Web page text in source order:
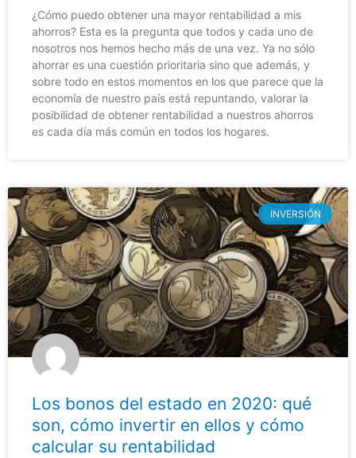
¿Cómo puedo obtener una mayor rentabilidad a mis
ahorros? Esta es la pregunta que todos y cada uno de
nosotros nos hemos hecho más de una vez. Ya no sólo
ahorrar es una cuestión prioritaria sino que además, y
sobre todo en estos momentos en los que parece que la
economía de nuestro país está repuntando, valorar la
posibilidad de obtener rentabilidad a nuestros ahorros
es cada día más común en todos los hogares.
INVERSIÓN
Los bonos del estado en 2020: qué
son, cómo invertir en ellos y cómo
calcular su rentabilidad